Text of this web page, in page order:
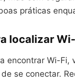
práticas
localizar
encontrar Wi-Fi,
se conectar.